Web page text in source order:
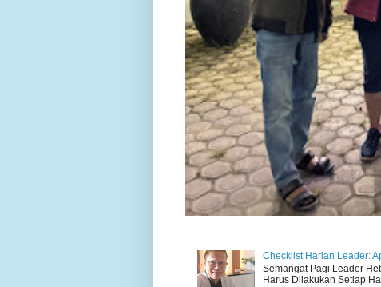
Checklist Harian Leader:
Semangat Pagi Leader
Harus Dilakukan Setiap